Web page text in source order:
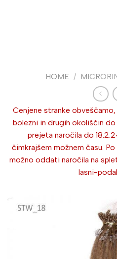
HOME /
Cenjene stranke
bolezni in drugih okoliščin do
prejeta naročila do
čimkrajšem možnem času.
možno oddati naročila na
lasni-